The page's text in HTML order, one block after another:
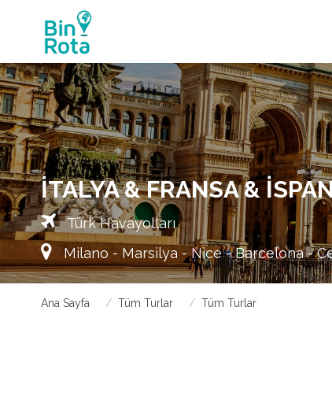
İTALYA & FRANSA &
Türk Havayolları
Milano - Marsilya - Nice - Barcelona -
Ana Sayfa Tüm Turlar Tüm Turlar